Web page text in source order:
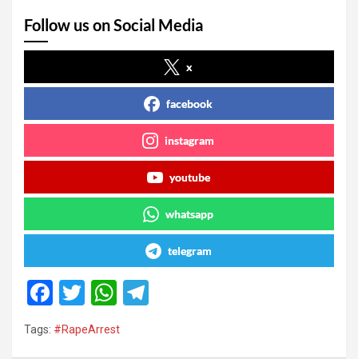
Follow us on Social Media
x
facebook
instagram
youtube
whatsapp
telegram
F
a
ce
T
wi
tt
W
h
at
Tags: #RapeArrest